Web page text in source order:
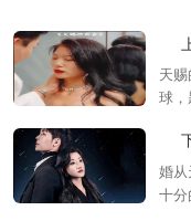
天
球，
婚从
十分